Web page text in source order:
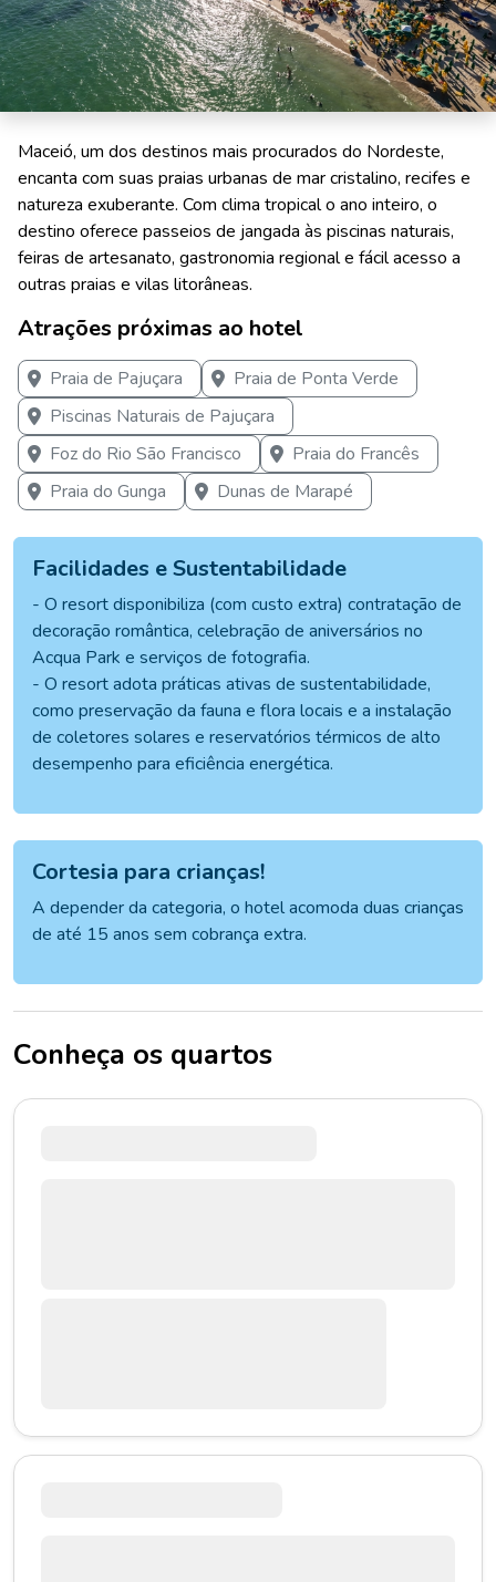
Maceió, um dos destinos mais procurados do Nordeste,
encanta com suas praias urbanas de mar cristalino, recifes e
natureza exuberante. Com clima tropical o ano inteiro, o
destino oferece passeios de jangada às piscinas naturais,
feiras de artesanato, gastronomia regional e fácil acesso a
outras praias e vilas litorâneas.
Atrações próximas ao hotel
Praia de Pajuçara
Praia de Ponta Verde
Piscinas Naturais de Pajuçara
Foz do Rio São Francisco
Praia do Francês
Praia do Gunga
Dunas de Marapé
Facilidades e Sustentabilidade
- O resort disponibiliza (com custo extra) contratação de
decoração romântica, celebração de aniversários no
Acqua Park e serviços de fotografia.
- O resort adota práticas ativas de sustentabilidade,
como preservação da fauna e flora locais e a instalação
de coletores solares e reservatórios térmicos de alto
desempenho para eficiência energética.
Cortesia para crianças!
A depender da categoria, o hotel acomoda duas crianças
de até 15 anos sem cobrança extra.
Conheça os quartos